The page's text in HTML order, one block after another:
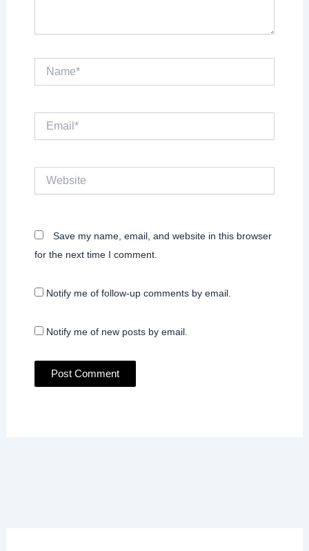
Name*
Save my name, email, and website in this browser
for the next time I comment.
Notify me of follow-up comments by email.
Notify me of new posts by email.